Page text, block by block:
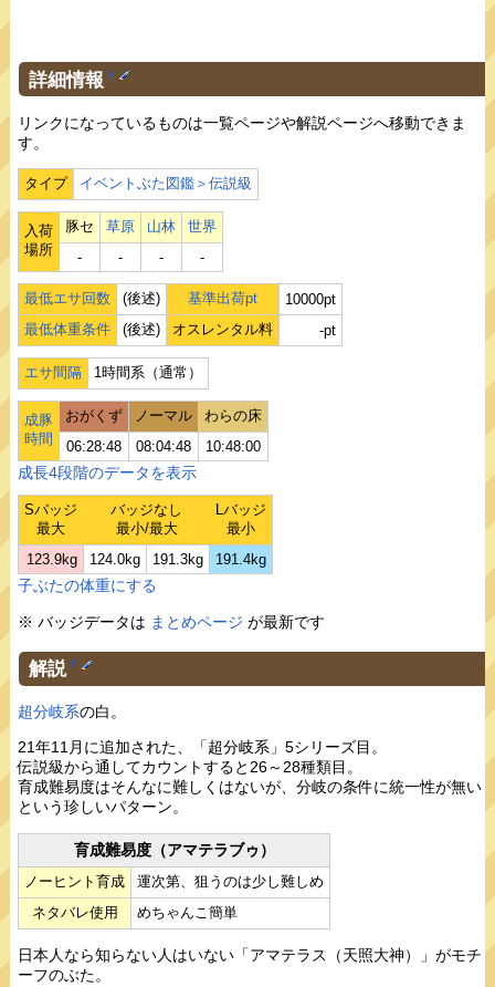
詳細情報 †
リンクになっているものは一覧ページや解説ページへ移動できま
す。
タイプ イベントぶた図鑑＞伝説級
入荷
場所
豚セ 草原 山林
世界
‐
‐ ‐ ‐
最低エサ回数 (後述) 基準出荷pt
10000pt
最低体重条件
(後述) オスレンタル料 -pt
エサ間隔 1時間系（通常）
成豚
時間
おがくず ノーマル
わらの床
06:28:48
08:04:48 10:48:00
成長4段階のデータを表示
Sバッジ
最大
バッジなし
最小/最大
Lバッジ
最小
123.9kg
124.0kg 191.3kg 191.4kg
子ぶたの体重にする
※ バッジデータは まとめページ が最新です
解説 †
超分岐系の白。
21年11月に追加された、「超分岐系」5シリーズ目。
伝説級から通してカウントすると26～28種類目。
育成難易度はそんなに難しくはないが、分岐の条件に統一性が無い
という珍しいパターン。
育成難易度（アマテラブゥ）
ノーヒント育成
運次第、狙うのは少し難しめ
ネタバレ使用
めちゃんこ簡単
日本人なら知らない人はいない「アマテラス（天照大神）」がモチ
ーフのぶた。